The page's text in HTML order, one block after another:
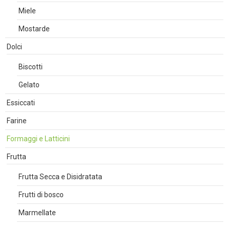
Miele
Mostarde
Dolci
Biscotti
Gelato
Essiccati
Farine
Formaggi e Latticini
Frutta
Frutta Secca e Disidratata
Frutti di bosco
Marmellate